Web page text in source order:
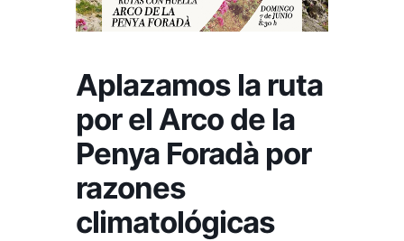
Aplazamos la ruta
por el Arco de la
Penya Foradà por
razones
climatológicas